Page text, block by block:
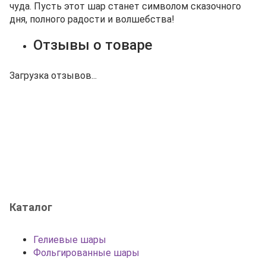
чуда. Пусть этот шар станет символом сказочного
дня, полного радости и волшебства!
Отзывы о товаре
Загрузка отзывов...
Каталог
Гелиевые шары
Фольгированные шары